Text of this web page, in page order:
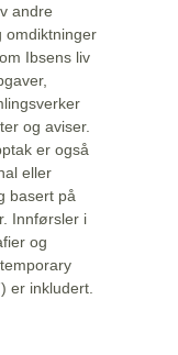
andre
omdiktninger
Ibsens liv
og aviser.
er også
eller
basert på
Innførsler i
og
er inkludert.